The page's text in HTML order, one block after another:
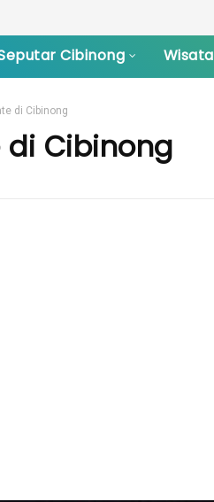
Cibinong Wisata
di Cibinong
di Cibinong